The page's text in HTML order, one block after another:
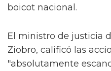
boicot nacional.
El ministro de justicia
Ziobro, calificó las
"absolutamente